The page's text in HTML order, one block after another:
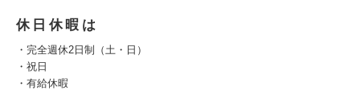
休日休暇は
・完全週休2日制（土・日）
・祝日
・有給休暇